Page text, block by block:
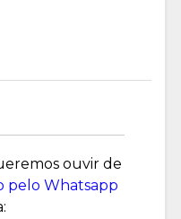
ouvir de
pelo Whatsapp